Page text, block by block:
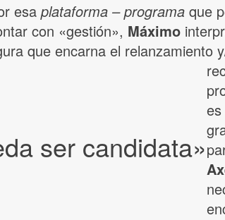
ser candidata»
esa plataforma – programa que
con «gestión», Máximo
que encarna el relanzamiento